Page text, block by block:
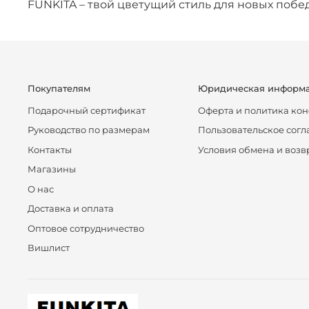
FUNKITA – твой цветущий стиль для новых
Покупателям
Подарочный сертификат
Руководство по размерам
Контакты
Магазины
О нас
Доставка и оплата
Оптовое сотрудничество
Вишлист
Юридическая
Оферта и политика
Пользовательское
Условия обмена и